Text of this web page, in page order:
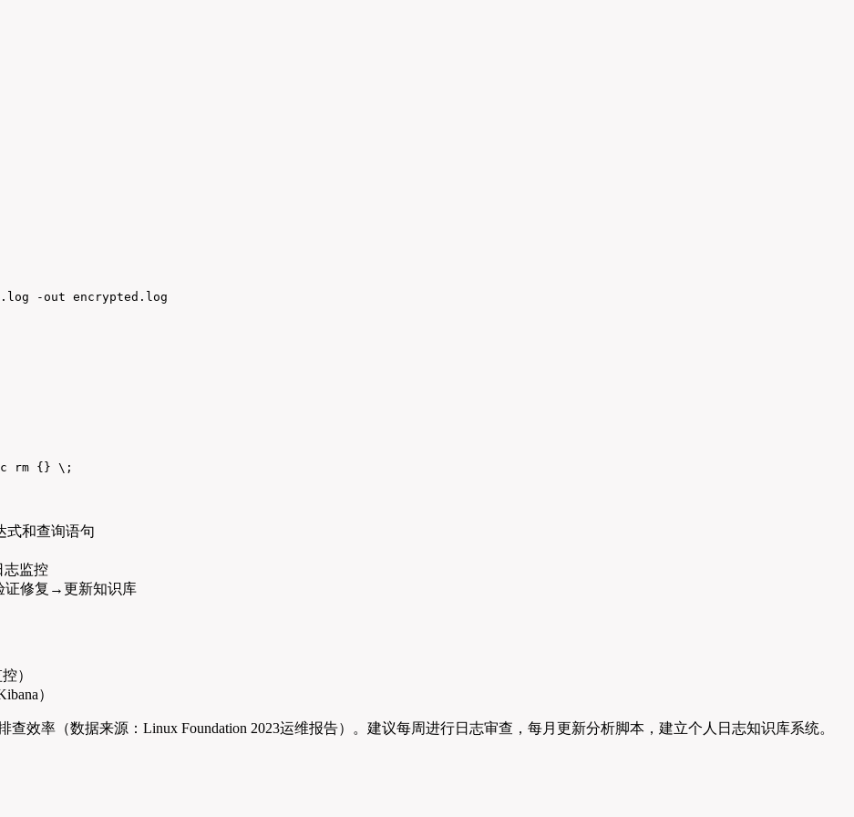
-out encrypted.log
rm {} \;
式和查询语句
志监控
证修复→更新知识库
）
）
效率（数据来源：Linux Foundation 2023运维报告）。建议每周进行日志审查，每月更新分析脚本，建立个人日志知识库系统。